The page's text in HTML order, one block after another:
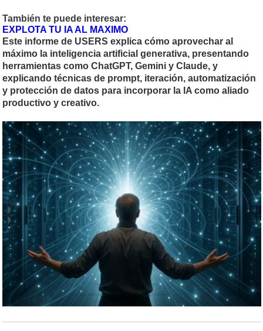
También te puede interesar:
EXPLOTA TU IA AL MAXIMO
Este informe de USERS explica cómo aprovechar al
máximo la inteligencia artificial generativa, presentando
herramientas como ChatGPT, Gemini y Claude, y
explicando técnicas de prompt, iteración, automatización
y protección de datos para incorporar la IA como aliado
productivo y creativo.